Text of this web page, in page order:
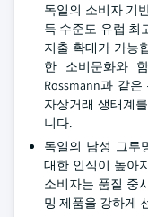
독일의 소비자 기
득 수준도 유럽 최
지출 확대가 가능
한 소비문화와
Rossmann과 같
자상거래 생태계
니다.
독일의 남성 그루
대한 인식이 높아
소비자는 품질 중
밍 제품을 강하게